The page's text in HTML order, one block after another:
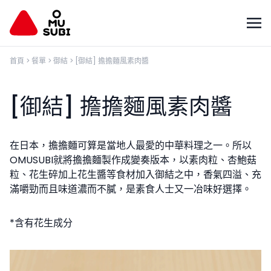
首頁 > 餐單 > 御結 > [御結] 擔擔麵風素肉醬
[御結] 擔擔麵風素肉醬
在日本，擔擔麵可算是當地人最愛的中華料理之一。所以
OMUSUBI就將擔擔麵製作成變奏版本，以素肉粒、杏鮑菇
粒、花生碎加上花生醬等食材加入御結之中，香氣四溢、充
滿嚼勁而且味道濃而不膩，是素食人士又一冶味好選擇。
*含有花生成分